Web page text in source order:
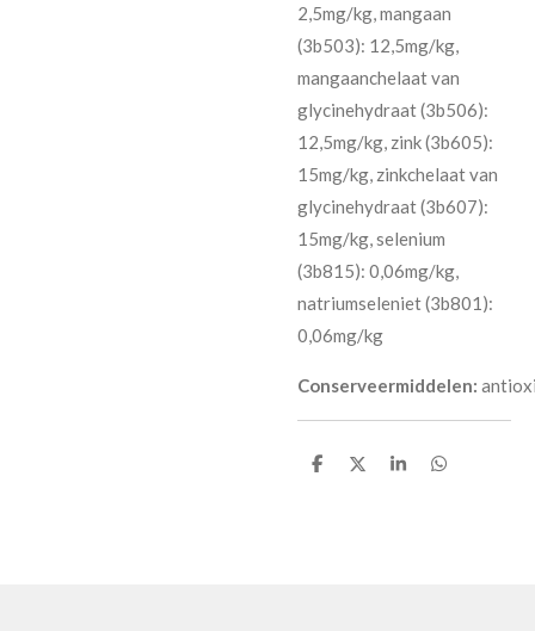
2,5mg/kg, mangaan
(3b503): 12,5mg/kg,
mangaanchelaat van
glycinehydraat (3b506):
12,5mg/kg, zink (3b605):
15mg/kg, zinkchelaat van
glycinehydraat (3b607):
15mg/kg, selenium
(3b815): 0,06mg/kg,
natriumseleniet (3b801):
0,06mg/kg
Conserveermiddelen:
D
D
S
D